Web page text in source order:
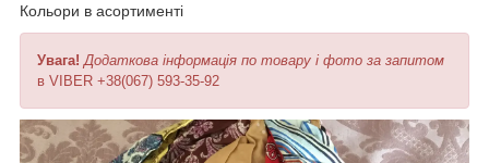
Кольори в асортименті
Увага! Додаткова інформація по товару і фото за запитом
в VIBER +38(067) 593-35-92